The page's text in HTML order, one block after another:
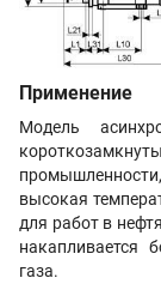
Применение
Модель
высокая
для работ в
накапливается
газа.